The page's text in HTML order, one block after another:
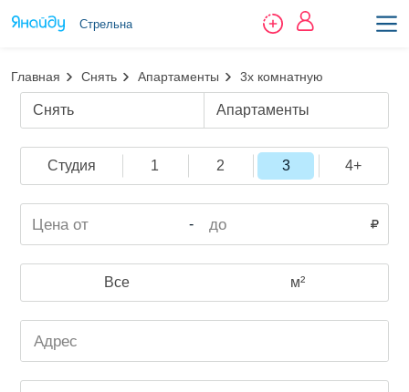
Стрельна
Главная Снять Апартаменты 3х комнатную
Снять Апартаменты
Студия 1 2 3 4+
-
Все м²